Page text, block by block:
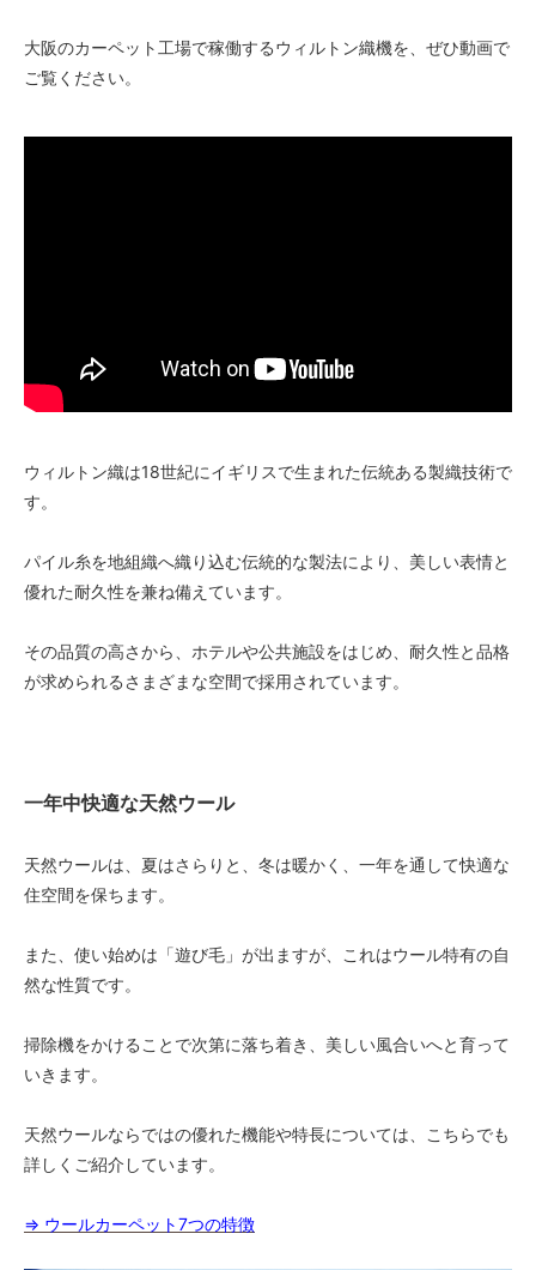
大阪のカーペット工場で稼働するウィルトン織機を、ぜひ動画で
ご覧ください。
ウィルトン織は18世紀にイギリスで生まれた伝統ある製織技術で
す。
パイル糸を地組織へ織り込む伝統的な製法により、美しい表情と
優れた耐久性を兼ね備えています。
その品質の高さから、ホテルや公共施設をはじめ、耐久性と品格
が求められるさまざまな空間で採用されています。
一年中快適な天然ウール
天然ウールは、夏はさらりと、冬は暖かく、一年を通して快適な
住空間を保ちます。
また、使い始めは「遊び毛」が出ますが、これはウール特有の自
然な性質です。
掃除機をかけることで次第に落ち着き、美しい風合いへと育って
いきます。
天然ウールならではの優れた機能や特長については、こちらでも
詳しくご紹介しています。
⇒ ウールカーペット7つの特徴